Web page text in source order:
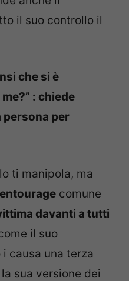
il suo controllo il
che si è
: chiede
persona per
ti manipola, ma
comune
davanti a tutti
il ​​suo
causa una terza
sua versione dei